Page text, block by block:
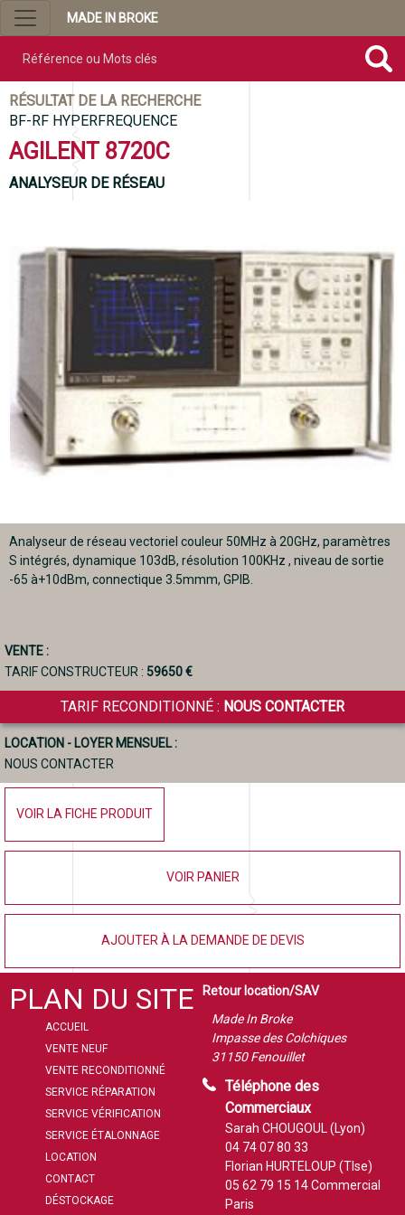
MADE IN BROKE
RÉSULTAT DE LA RECHERCHE
BF-RF HYPERFREQUENCE
AGILENT 8720C
ANALYSEUR DE RÉSEAU
Analyseur de réseau vectoriel couleur 50MHz à 20GHz, paramètres
S intégrés, dynamique 103dB, résolution 100KHz , niveau de sortie
-65 à+10dBm, connectique 3.5mmm, GPIB.
VENTE :
TARIF CONSTRUCTEUR : 59650 €
TARIF RECONDITIONNÉ : NOUS CONTACTER
LOCATION - LOYER MENSUEL :
NOUS CONTACTER
VOIR LA FICHE PRODUIT
VOIR PANIER
AJOUTER À LA DEMANDE DE DEVIS
PLAN DU SITE
ACCUEIL
VENTE NEUF
VENTE RECONDITIONNÉ
SERVICE RÉPARATION
SERVICE VÉRIFICATION
SERVICE ÉTALONNAGE
LOCATION
CONTACT
DÉSTOCKAGE
Retour location/SAV
Made In Broke
Impasse des Colchiques
31150 Fenouillet
Téléphone des
Commerciaux
Sarah CHOUGOUL (Lyon)
04 74 07 80 33
Florian HURTELOUP (Tlse)
05 62 79 15 14Commercial
Paris